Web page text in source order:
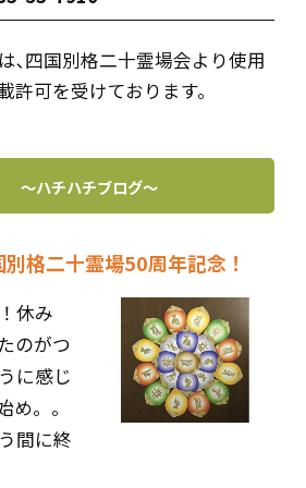
､四国別格二十霊場会より使用
許可を受けております。
〜ハチハチブログ〜
格二十霊場50周年記念！
休み
のがつ
に感じ
め。。
間に終